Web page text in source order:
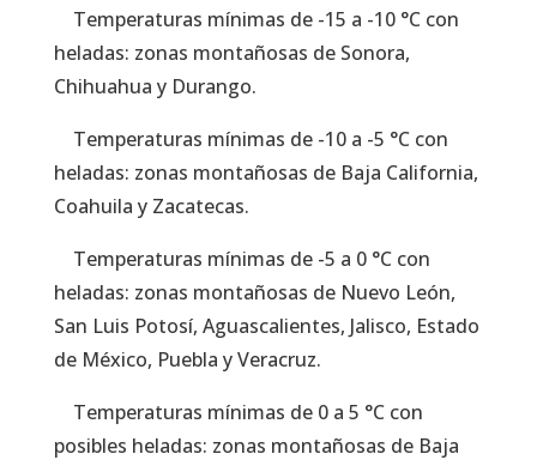
Temperaturas mínimas de -15 a -10 °C con
heladas: zonas montañosas de Sonora,
Chihuahua y Durango.
Temperaturas mínimas de -10 a -5 °C con
heladas: zonas montañosas de Baja California,
Coahuila y Zacatecas.
Temperaturas mínimas de -5 a 0 °C con
heladas: zonas montañosas de Nuevo León,
San Luis Potosí, Aguascalientes, Jalisco, Estado
de México, Puebla y Veracruz.
Temperaturas mínimas de 0 a 5 °C con
posibles heladas: zonas montañosas de Baja